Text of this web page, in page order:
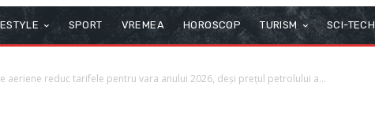
SPORT VREMEA HOROSCOP TURISM SCI-TECH
aeriene reduc tarifele pentru vara anului 2026, deși prețul petrolului a...